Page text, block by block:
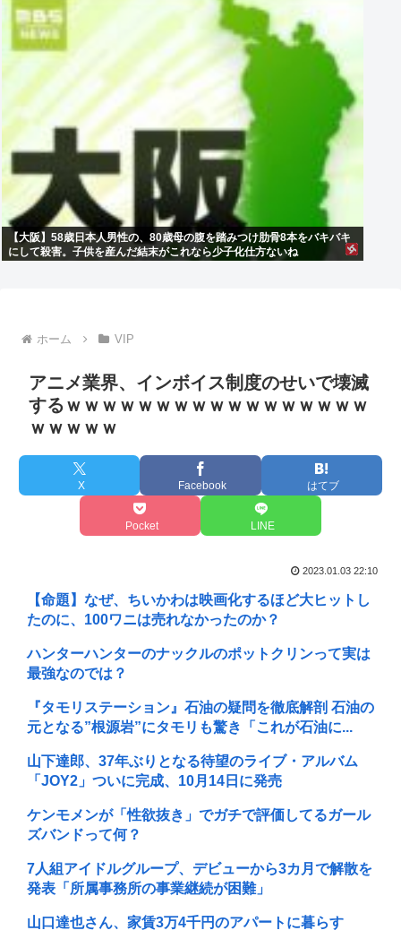
【大阪】58歳日本人男性の、80歳母の腹を踏みつけ肋骨8本をバキバキ
にして殺害。子供を産んだ結末がこれなら少子化仕方ないね
ホーム VIP
アニメ業界、インボイス制度のせいで壊滅
するｗｗｗｗｗｗｗｗｗｗｗｗｗｗｗｗｗ
ｗｗｗｗｗ
X Facebook はてブ
Pocket LINE
2023.01.03 22:10
【命題】なぜ、ちいかわは映画化するほど大ヒットし
たのに、100ワニは売れなかったのか？
ハンターハンターのナックルのポットクリンって実は
最強なのでは？
『タモリステーション』石油の疑問を徹底解剖 石油の
元となる”根源岩”にタモリも驚き「これが石油に...
山下達郎、37年ぶりとなる待望のライブ・アルバム
「JOY2」ついに完成、10月14日に発売
ケンモメンが「性欲抜き」でガチで評価してるガール
ズバンドって何？
7人組アイドルグループ、デビューから3カ月で解散を
発表「所属事務所の事業継続が困難」
山口達也さん、家賃3万4千円のアパートに暮らす